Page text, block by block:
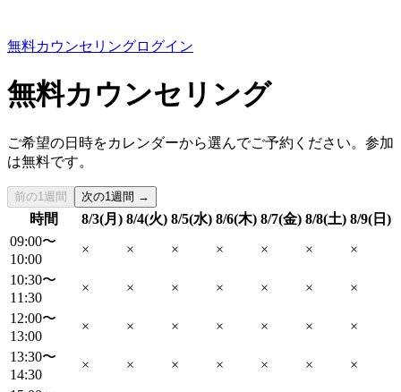
無料カウンセリングログイン
無料カウンセリング
ご希望の日時をカレンダーから選んでご予約ください。参加
は無料です。
前の1週間 次の1週間 →
時間 8/3(月) 8/4(火) 8/5(水) 8/6(木) 8/7(金) 8/8(土) 8/9(日)
09:00〜
10:00
× × × × × ×
×
10:30〜
11:30
× × × × × ×
×
12:00〜
13:00
× × × × × ×
×
13:30〜
14:30
× × × × × ×
×